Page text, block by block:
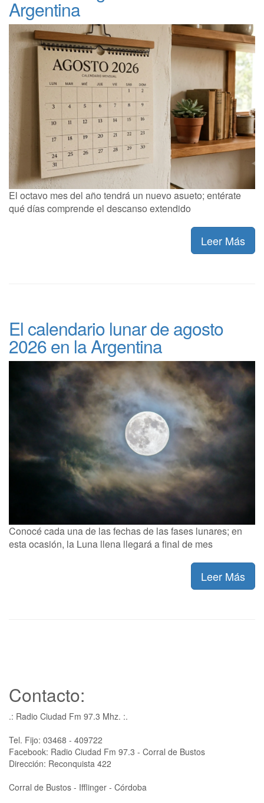
Argentina
El octavo mes del año tendrá un nuevo asueto; entérate
qué días comprende el descanso extendido
Leer Más
El calendario lunar de agosto
2026 en la Argentina
Conocé cada una de las fechas de las fases lunares; en
esta ocasión, la Luna llena llegará a final de mes
Leer Más
Contacto:
.: Radio Ciudad Fm 97.3 Mhz. :.
Tel. Fijo: 03468 - 409722
Facebook: Radio Ciudad Fm 97.3 - Corral de Bustos
Dirección: Reconquista 422
Corral de Bustos - Ifflinger - Córdoba